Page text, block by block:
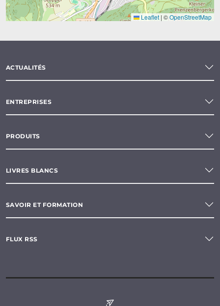
Leaflet | ©OpenStreetMap
ACTUALITÉS
ENTREPRISES
PRODUITS
LIVRES BLANCS
SAVOIR ET FORMATION
FLUX RSS